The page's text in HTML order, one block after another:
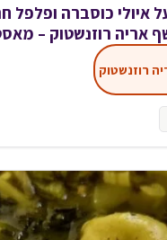
איולי כוסברה ופלפל
אריה רוזנשטוק –
רוזנשטוק